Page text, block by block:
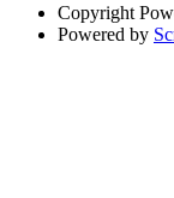
Copyright
Powered by